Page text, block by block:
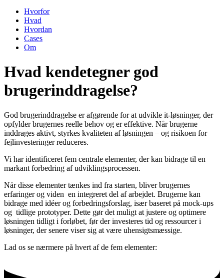
Hvorfor
Hvad
Hvordan
Cases
Om
Hvad kendetegner god
brugerinddragelse?
God brugerinddragelse er afgørende for at udvikle it-løsninger, der
opfylder brugernes reelle behov og er effektive. Når brugerne
inddrages aktivt, styrkes kvaliteten af løsningen – og risikoen for
fejlinvesteringer reduceres.
Vi har identificeret fem centrale elementer, der kan bidrage til en
markant forbedring af udviklingsprocessen.
Når disse elementer tænkes ind fra starten, bliver brugernes
erfaringer og viden en integreret del af arbejdet. Brugerne kan
bidrage med idéer og forbedringsforslag, især baseret på mock-ups
og tidlige prototyper. Dette gør det muligt at justere og optimere
løsningen tidligt i forløbet, før der investeres tid og ressourcer i
løsninger, der senere viser sig at være uhensigtsmæssige.
Lad os se nærmere på hvert af de fem elementer: